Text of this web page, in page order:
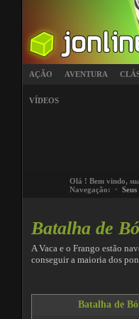
AÇÃO AVENTURA
VÍDEOS
Olá ! Bem vindo,
Navegação: ·
Batalha de
A Vaca e o Frango estão
conseguir a maioria dos
Batalha de